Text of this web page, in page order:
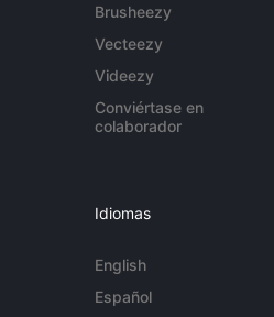
Brusheezy
Vecteezy
Videezy
Conviértase en
colaborador
Idiomas
English
Español